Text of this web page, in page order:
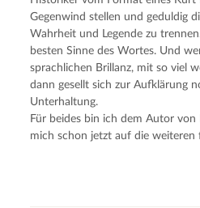
Gegenwind stellen und geduldig
Wahrheit und Legende zu
besten Sinne des Wortes. Und
sprachlichen Brillanz, mit so viel
dann gesellt sich zur Aufklärung
Unterhaltung.
Für beides bin ich dem Autor
mich schon jetzt auf die weiteren